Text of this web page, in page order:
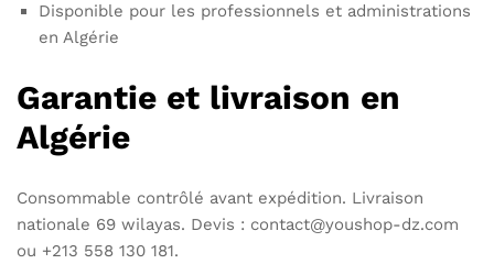
Disponible pour les professionnels et administrations
en Algérie
Garantie et livraison en
Algérie
Consommable contrôlé avant expédition. Livraison
nationale 69 wilayas. Devis : contact@youshop-dz.com
ou +213 558 130 181.